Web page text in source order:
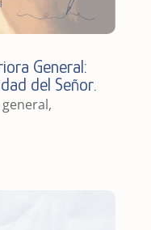
General:
del Señor.
,